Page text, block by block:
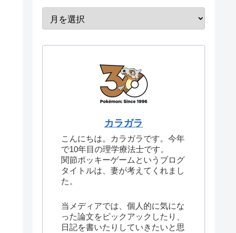
カラガラ
こんにちは。カラガラです。今年
で10年目の理学療法士です。
関節ポッキーゲームというブログ
タイトルは、妻が考えてくれまし
た。
当メディアでは、個人的に気にな
った論文をピックアックしたり、
日記を書いたりしていきたいと思